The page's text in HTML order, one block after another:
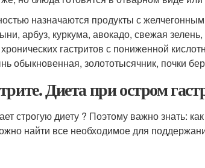
назначаются продукты с
арбуз, куркума, авокадо, свежая
гастритов с пониженной
обыкновенная, золототысячник, почки
Диета при остром
строгую диету ? Поэтому важно знать:
найти все необходимое для